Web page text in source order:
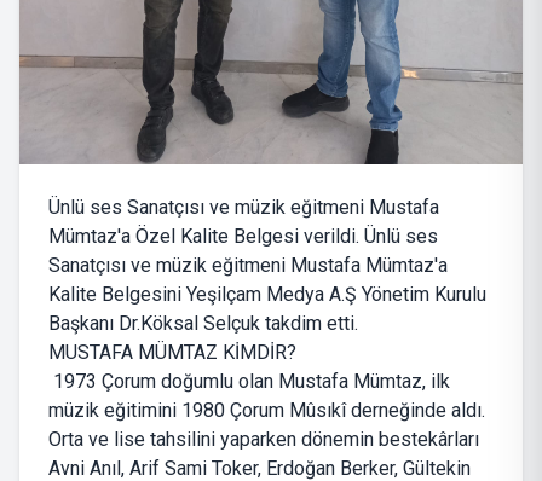
Ünlü ses Sanatçısı ve müzik eğitmeni Mustafa
Mümtaz'a Özel Kalite Belgesi verildi. Ünlü ses
Sanatçısı ve müzik eğitmeni Mustafa Mümtaz'a
Kalite Belgesini Yeşilçam Medya A.Ş Yönetim Kurulu
Başkanı Dr.Köksal Selçuk takdim etti.
MUSTAFA MÜMTAZ KİMDİR?
1973 Çorum doğumlu olan Mustafa Mümtaz, ilk
müzik eğitimini 1980 Çorum Mûsıkî derneğinde aldı.
Orta ve lise tahsilini yaparken dönemin bestekârları
Avni Anıl, Arif Sami Toker, Erdoğan Berker, Gültekin